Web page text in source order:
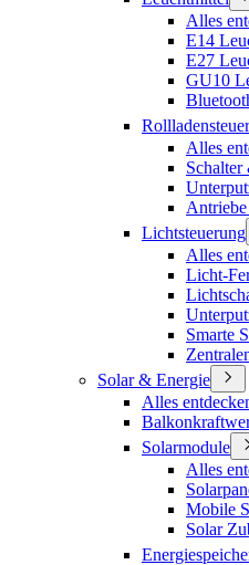
Alles
E14
E27
GU10
Alles
Schalter
Lichtsteuerung
Alles
Licht-
Smarte
Solar & Energie
Alles
Solarmodule
Alles
Mobile
Solar